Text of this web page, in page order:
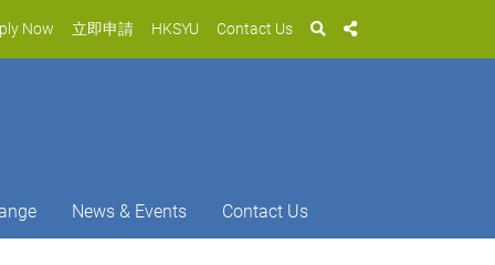
Now 立即申請 HKSYU Contact Us
News & Events Contact Us